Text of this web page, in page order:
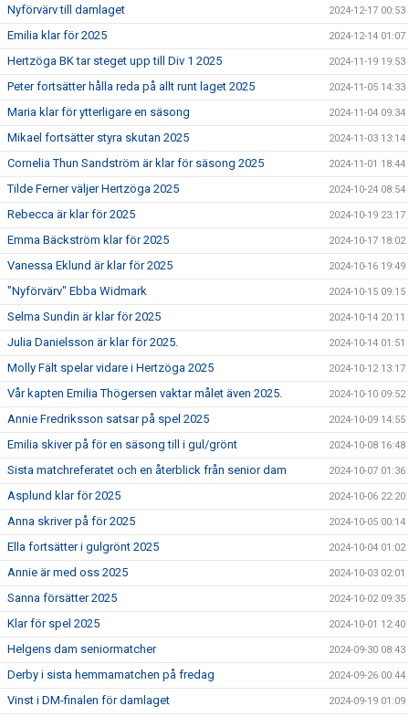
Nyförvärv till damlaget 2024-12-17 00:53
Emilia klar för 2025 2024-12-14 01:07
Hertzöga BK tar steget upp till Div 1 2025 2024-11-19 19:53
Peter fortsätter hålla reda på allt runt laget 2025 2024-11-05 14:33
Maria klar för ytterligare en säsong 2024-11-04 09:34
Mikael fortsätter styra skutan 2025 2024-11-03 13:14
Cornelia Thun Sandström är klar för säsong 2025 2024-11-01 18:44
Tilde Ferner väljer Hertzöga 2025 2024-10-24 08:54
Rebecca är klar för 2025 2024-10-19 23:17
Emma Bäckström klar för 2025 2024-10-17 18:02
Vanessa Eklund är klar för 2025 2024-10-16 19:49
"Nyförvärv" Ebba Widmark 2024-10-15 09:15
Selma Sundin är klar för 2025 2024-10-14 20:11
Julia Danielsson är klar för 2025. 2024-10-14 01:51
Molly Fält spelar vidare i Hertzöga 2025 2024-10-12 13:17
Vår kapten Emilia Thögersen vaktar målet även 2025. 2024-10-10 09:52
Annie Fredriksson satsar på spel 2025 2024-10-09 14:55
Emilia skiver på för en säsong till i gul/grönt 2024-10-08 16:48
Sista matchreferatet och en återblick från senior dam 2024-10-07 01:36
Asplund klar för 2025 2024-10-06 22:20
Anna skriver på för 2025 2024-10-05 00:14
Ella fortsätter i gulgrönt 2025 2024-10-04 01:02
Annie är med oss 2025 2024-10-03 02:01
Sanna försätter 2025 2024-10-02 09:35
Klar för spel 2025 2024-10-01 12:40
Helgens dam seniormatcher 2024-09-30 08:43
Derby i sista hemmamatchen på fredag 2024-09-26 00:44
Vinst i DM-finalen för damlaget 2024-09-19 01:09